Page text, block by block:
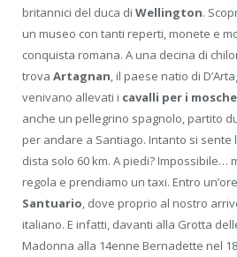
britannici del duca di Wellington.
un museo con tanti reperti, monete e
conquista romana. A una decina di
trova Artagnan, il paese natio di
venivano allevati i cavalli per i
anche un pellegrino spagnolo, partito
per andare a Santiago. Intanto si sente
dista solo 60 km. A piedi? Impossibile…
regola e prendiamo un taxi. Entro
Santuario, dove proprio al nostro
italiano. E infatti, davanti alla Grotta
Madonna alla 14enne Bernadette nel